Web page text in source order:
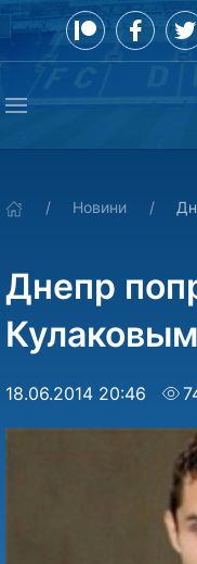
Новини
Днепр
Кулаковым
18.06.2014 20:46